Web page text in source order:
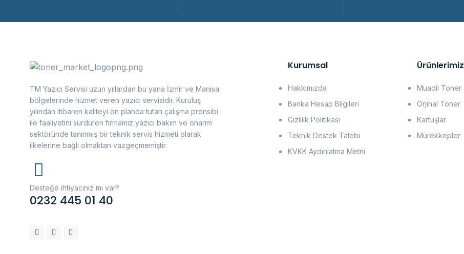
TM Yazıcı Servisi uzun yıllardan bu yana İzmir ve Manisa
bölgelerinde hizmet veren yazıcı servisidir. Kuruluş
yılından itibaren kaliteyi ön planda tutan çalışma prensibi
ile faaliyetini sürdüren firmamız yazıcı bakım ve onarım
sektöründe tanınmış bir teknik servis hizmeti olarak
ilkelerine bağlı olmaktan vazgeçmemiştir.
Desteğe ihtiyacınız mı var?
0232 445 01 40
Kurumsal
Hakkımızda
Banka Hesap Bilgileri
Gizlilik Politikası
Teknik Destek Talebi
KVKK Aydınlatma Metni
Ürünlerimiz
Muadil Toner
Orjinal Toner
Kartuşlar
Mürekkepler